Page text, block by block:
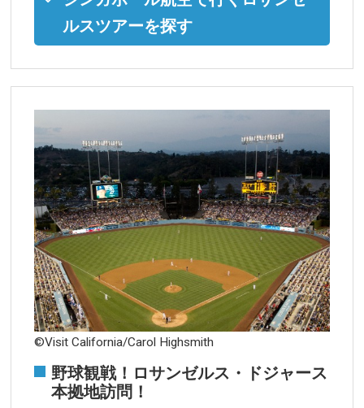
ルスツアーを探す
©Visit California/Carol Highsmith
野球観戦！ロサンゼルス・ドジャース
本拠地訪問！